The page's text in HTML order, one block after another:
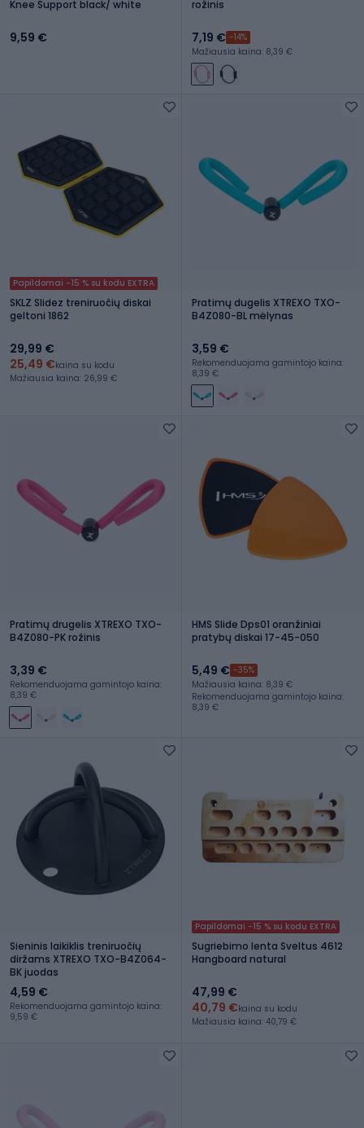
Knee Support black/ white
9,59 €
rožinis
7,19 € -14%
Mažiausia kaina: 8,39 €
Papildomai -15 % su kodu EXTRA
SKLZ Slidez treniruočių diskai
geltoni 1862
29,99 €
25,49 €kaina su kodu
Mažiausia kaina: 26,99 €
Pratimų dugelis XTREXO TXO-
B4Z080-BL mėlynas
3,59 €
Rekomenduojama gamintojo kaina:
8,39 €
Pratimų drugelis XTREXO TXO-
B4Z080-PK rožinis
3,39 €
Rekomenduojama gamintojo kaina:
8,39 €
HMS Slide Dps01 oranžiniai
pratybų diskai 17-45-050
5,49 € -35%
Mažiausia kaina: 8,39 €
Rekomenduojama gamintojo kaina:
8,39 €
Sieninis laikiklis treniruočių
diržams XTREXO TXO-B4Z064-
BK juodas
4,59 €
Rekomenduojama gamintojo kaina:
9,59 €
Papildomai -15 % su kodu EXTRA
Sugriebimo lenta Sveltus 4612
Hangboard natural
47,99 €
40,79 €kaina su kodu
Mažiausia kaina: 40,79 €